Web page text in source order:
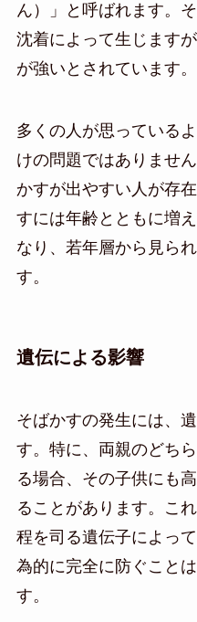
ん）」と呼ばれます。
沈着によって生じます
が強いとされています。
多くの人が思っている
けの問題ではありませ
かすが出やすい人が存
すには年齢とともに増
なり、若年層から見ら
す。
遺伝による影響
そばかすの発生には、
す。特に、両親のどち
る場合、その子供にも
ることがあります。こ
程を司る遺伝子によっ
為的に完全に防ぐこと
す。